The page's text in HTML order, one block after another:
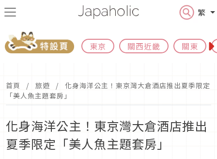
繁
東京 關西近畿 關東
首頁 旅遊
化身海洋公主！東京灣大倉酒店推出夏季限定
「美人魚主題套房」
化身海洋公主！東京灣大倉酒店推出
夏季限定「美人魚主題套房」